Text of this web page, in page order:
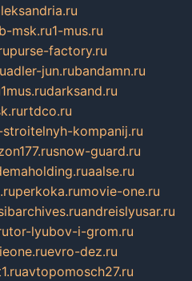
msk.ru1-mus.ru
purse-factory.ru
adler-jun.rubandamn.ru
1mus.rudarksand.ru
rtdco.ru
kompanij.ru
snow-guard.ru
aalse.ru
perkoka.rumovie-one.ru
andreislyusar.ru
tor-lyubov-i-grom.ru
evro-dez.ru
avtopomosch27.ru